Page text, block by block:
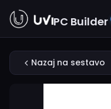
PC Builder
Nazaj na sestavo